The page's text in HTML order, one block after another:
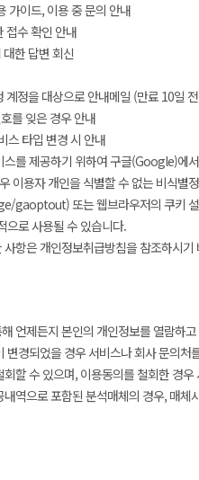
가이드, 이용 중 문의 안내
접수 확인 안내
한 답변 회신
계정을 대상으로 안내메일 (만료 10일
를 잊은 경우 안내
스 타입 변경 시 안내
를 제공하기 위하여 구글(Google)에
이용자 개인을 식별할 수 없는 비식
또는 웹브라우저의 쿠키 설정
으로 사용될 수 있습니다.
항은 개인정보취급방침을 참조하시기
언제든지 본인의 개인정보를 열람하
변경되었을 경우 서비스나 회사 문의
할 수 있으며, 이용동의를 철회한 경
역으로 포함된 분석매체의 경우, 매